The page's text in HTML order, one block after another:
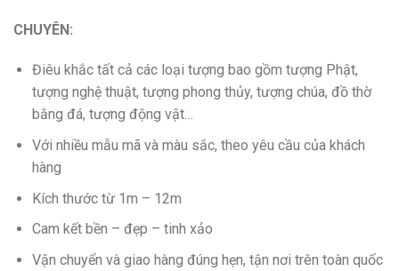
CHUYÊN:
Điêu khắc tất cả các loại tượng bao gồm tượng Phật,
tượng nghệ thuật, tượng phong thủy, tượng chúa, đồ thờ
bằng đá, tượng động vật…
Với nhiều mẫu mã và màu sắc, theo yêu cầu của khách
hàng
Kích thước từ 1m – 12m
Cam kết bền – đẹp – tinh xảo
Vận chuyển và giao hàng đúng hẹn, tận nơi trên toàn quốc